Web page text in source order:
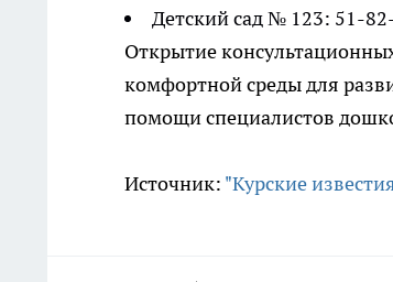
Детский сад № 123: 51-
Открытие
комфортной среды для
помощи специалистов
Источник: "Курские